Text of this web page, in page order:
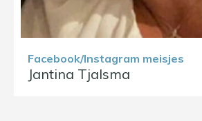
Facebook/Instagram meisjes
Jantina Tjalsma